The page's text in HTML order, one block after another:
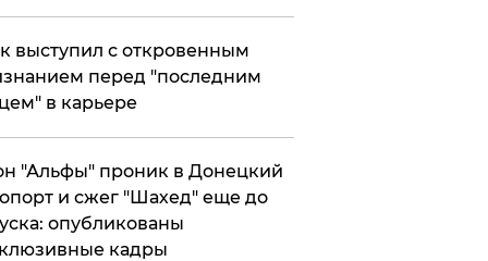
выступил с откровенным
перед "последним
в карьере
"Альфы" проник в Донецкий
и сжег "Шахед" еще до
опубликованы
кадры